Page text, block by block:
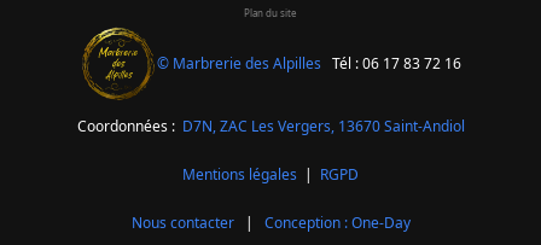
Plan du site
© Marbrerie des Alpilles Tél : 06 17 83 72 16
Coordonnées : D7N, ZAC Les Vergers, 13670 Saint-Andiol
Mentions légales | RGPD
Nous contacter| Conception : One-Day